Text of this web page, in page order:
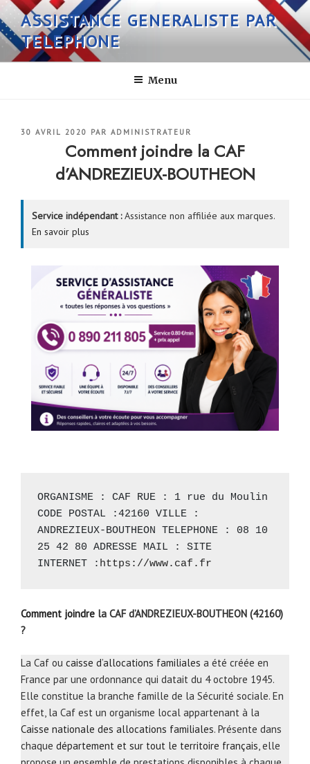
Aller
au
contenu
principal
ASSISTANCE GENERALISTE PAR
TELEPHONE
Menu
PUBLIÉ
30 AVRIL 2020 PAR ADMINISTRATEUR
Comment joindre la CAF
d’ANDREZIEUX-BOUTHEON
Service indépendant :Assistance non affiliée aux marques.
En savoir plus
ORGANISME : CAF RUE : 1 rue du Moulin
CODE POSTAL :42160 VILLE :
ANDREZIEUX-BOUTHEON TELEPHONE : 08 10
25 42 80 ADRESSE MAIL : SITE
INTERNET : https://www.caf.fr
Comment joindre la CAF d’ANDREZIEUX-BOUTHEON (42160)
?
La Caf ou caisse d’allocations familiales a été créée en
France par une ordonnance qui datait du 4 octobre 1945.
Elle constitue la branche famille de la Sécurité sociale. En
effet, la Caf est un organisme local appartenant à la
Caisse nationale des allocations familiales. Présente dans
chaque département et sur tout le territoire français, elle